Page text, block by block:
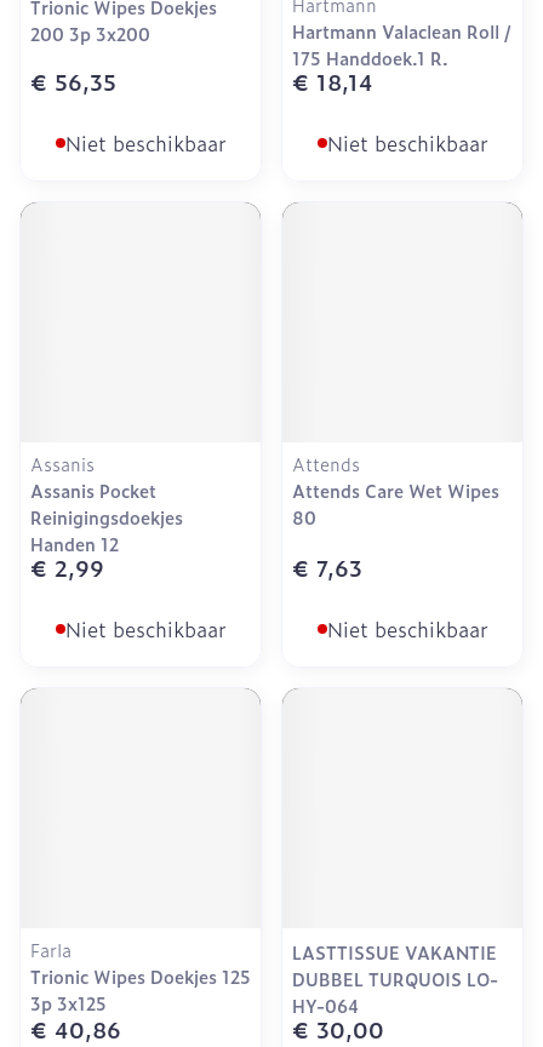
Trionic Wipes Doekjes
200 3p 3x200
€ 56,35
Niet beschikbaar
Hartmann Valaclean Roll /
175 Handdoek.1 R.
€ 18,14
Niet beschikbaar
Assanis
Assanis Pocket
Reinigingsdoekjes
Handen 12
€ 2,99
Niet beschikbaar
Attends
Attends Care Wet Wipes
80
€ 7,63
Niet beschikbaar
Farla
Trionic Wipes Doekjes 125
3p 3x125
€ 40,86
LASTTISSUE VAKANTIE
DUBBEL TURQUOIS LO-
HY-064
€ 30,00